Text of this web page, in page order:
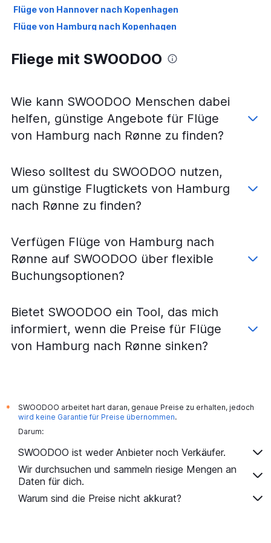
Flüge von Hannover nach Kopenhagen
Flüge von Hamburg nach Kopenhagen
Flüge von Düsseldorf nach Billund
Flüge von Frankfurt Hahn nach Billund
Flüge von Berlin nach Aalborg
Flüge von Berlin nach Billund
Flüge von Karlsruhe nach Kopenhagen
Flüge von Münster nach Kopenhagen
Flüge von Dresden nach Kopenhagen
Flüge von Leipzig nach Kopenhagen
Flüge von Frankfurt am Main nach Århus
Flüge von München nach Billund
Flüge von Dortmund nach Kopenhagen
Flüge von Stuttgart nach Billund
Flüge von München nach Aalborg
Flüge von Memmingen nach Kopenhagen
Flüge von Nürnberg nach Billund
Flüge von Hamburg nach Billund
Flüge von Stuttgart nach Århus
Flüge von Düsseldorf nach Rønne
Fliege mit SWOODOO
Wie kann SWOODOO Menschen dabei
helfen, günstige Angebote für Flüge
von Hamburg nach Rønne zu finden?
Wieso solltest du SWOODOO nutzen,
um günstige Flugtickets von Hamburg
nach Rønne zu finden?
Verfügen Flüge von Hamburg nach
Rønne auf SWOODOO über flexible
Buchungsoptionen?
Bietet SWOODOO ein Tool, das mich
informiert, wenn die Preise für Flüge
von Hamburg nach Rønne sinken?
*
SWOODOO arbeitet hart daran, genaue Preise zu erhalten, jedoch
wird keine Garantie für Preise übernommen.
Darum:
SWOODOO ist weder Anbieter noch Verkäufer.
Wir durchsuchen und sammeln riesige Mengen an
Daten für dich.
Warum sind die Preise nicht akkurat?